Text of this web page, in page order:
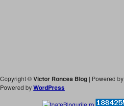
Copyright ©Victor Roncea Blog | Powered by
Powered byWordPress